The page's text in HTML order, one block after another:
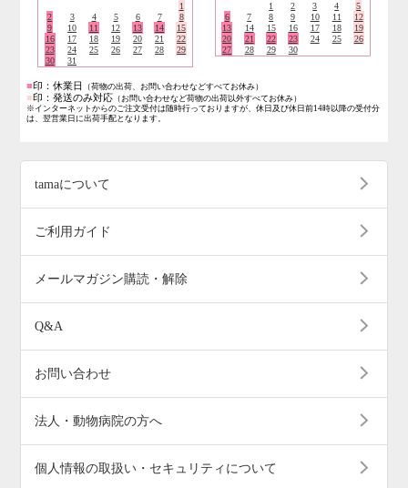
1
2
3 4 5 6 7
8
9
10 11 12 13 14
15
16
17 18 19 20 21
22
23
24 25 26 27 28
29
30
31
1
2 3 4
5
6
7 8 9 10 11
12
13
14 15 16 17 18
19
20
21 22 23 24 25
26
27
28 29 30
■印：休業日 （荷物の出荷、お問い合わせなどすべてお休み）
■印：発送のみ対応 （お問い合わせなど荷物の出荷以外すべてお休み）
※インターネットからのご注文受付は随時行っておりますが、休日及び休日前14時以降の受付分
は、翌営業日に出荷手配となります。
tamaについて
ご利用ガイド
メールマガジン購読・解除
Q&A
お問い合わせ
法人・動物病院の方へ
個人情報の取扱い・セキュリティについて